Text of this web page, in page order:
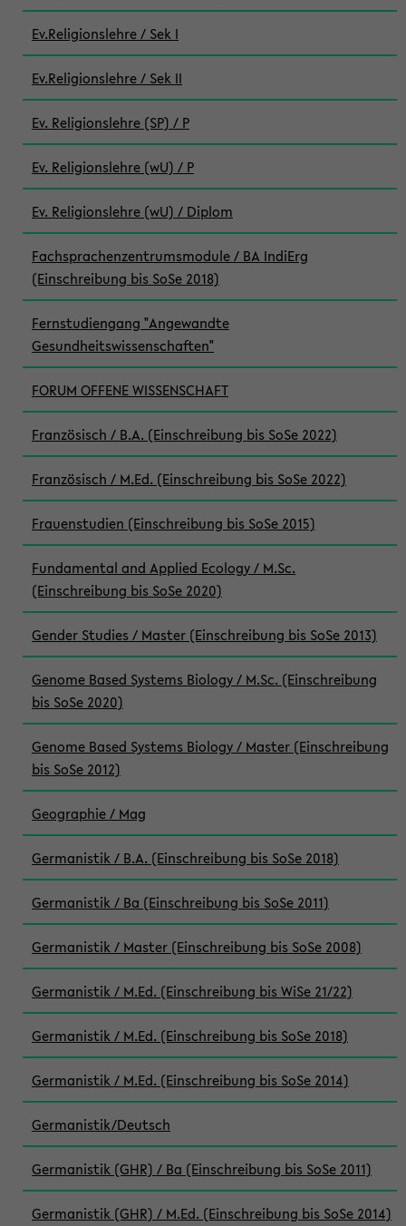
Ev.Religionslehre / Sek I
Ev.Religionslehre / Sek II
Ev. Religionslehre (SP) / P
Ev. Religionslehre (wU) / P
Ev. Religionslehre (wU) / Diplom
Fachsprachenzentrumsmodule / BA IndiErg
(Einschreibung bis SoSe 2018)
Fernstudiengang "Angewandte
Gesundheitswissenschaften"
FORUM OFFENE WISSENSCHAFT
Französisch / B.A. (Einschreibung bis SoSe 2022)
Französisch / M.Ed. (Einschreibung bis SoSe 2022)
Frauenstudien (Einschreibung bis SoSe 2015)
Fundamental and Applied Ecology / M.Sc.
(Einschreibung bis SoSe 2020)
Gender Studies / Master (Einschreibung bis SoSe 2013)
Genome Based Systems Biology / M.Sc. (Einschreibung
bis SoSe 2020)
Genome Based Systems Biology / Master (Einschreibung
bis SoSe 2012)
Geographie / Mag
Germanistik / B.A. (Einschreibung bis SoSe 2018)
Germanistik / Ba (Einschreibung bis SoSe 2011)
Germanistik / Master (Einschreibung bis SoSe 2008)
Germanistik / M.Ed. (Einschreibung bis WiSe 21/22)
Germanistik / M.Ed. (Einschreibung bis SoSe 2018)
Germanistik / M.Ed. (Einschreibung bis SoSe 2014)
Germanistik/Deutsch
Germanistik (GHR) / Ba (Einschreibung bis SoSe 2011)
Germanistik (GHR) / M.Ed. (Einschreibung bis SoSe 2014)